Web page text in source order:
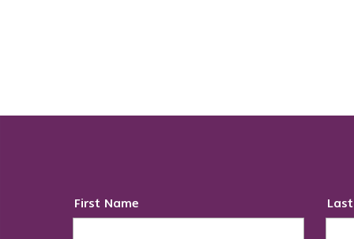
First Name